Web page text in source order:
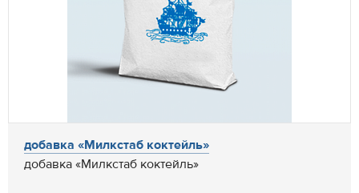
добавка «Милкстаб коктейль»
добавка «Милкстаб коктейль»